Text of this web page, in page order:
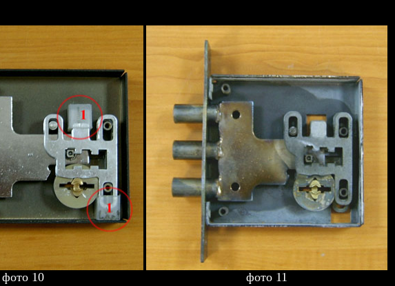
фото 10 фото 11